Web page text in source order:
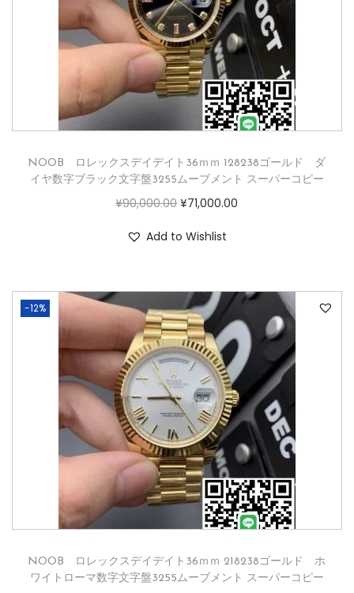
NOOB ロレックスデイデイト36ｍｍ 128238ゴールド ダ
イヤ数字ブラック文字盤3255ムーブメント スーパーコピー
¥90,000.00 ¥71,000.00
Add to Wishlist
-12%
NOOB ロレックスデイデイト36ｍｍ 218238ゴールド ホ
ワイトローマ数字文字盤3255ムーブメント スーパーコピー